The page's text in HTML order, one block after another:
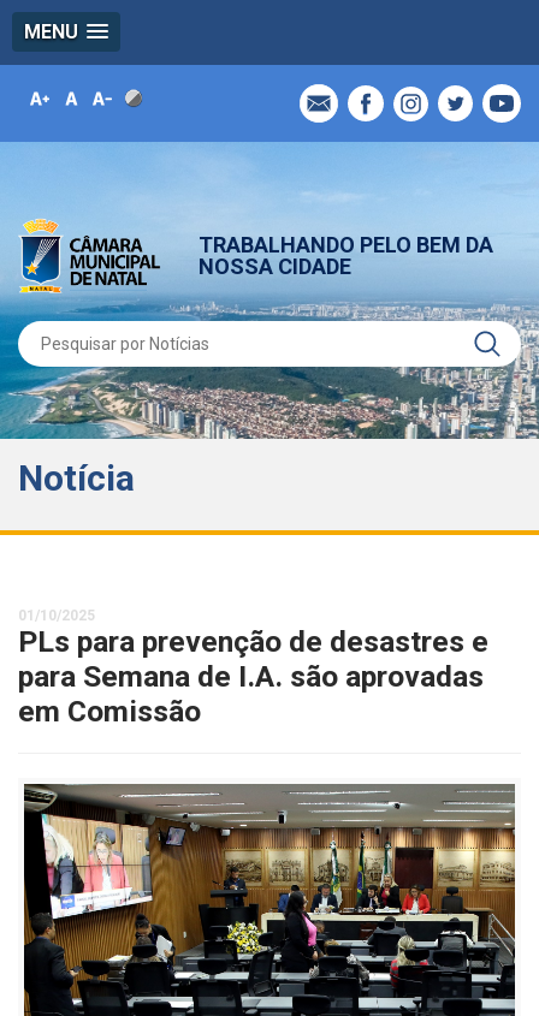
MENU
TRABALHANDO PELO BEM DA
NOSSA CIDADE
Notícia
01/10/2025
PLs para prevenção de desastres e
para Semana de I.A. são aprovadas
em Comissão